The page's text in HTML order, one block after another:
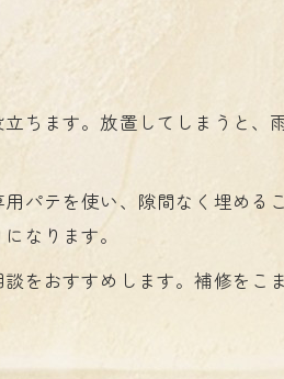
線対策の基本
徴
ティング剤とは
活用ポイント
ーティング技術
つ外壁塗装材
装を長持ちに
ク
き傷防止法
ちます。放置してしまうと、
パテを使い、隙間なく埋める
なります。
をおすすめします。補修をこ